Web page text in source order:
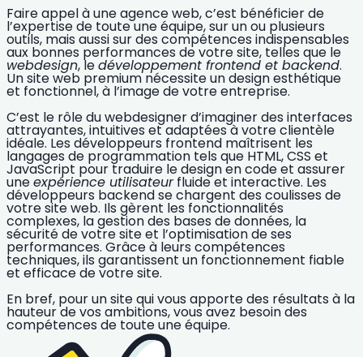
Faire appel à une agence web, c’est bénéficier de
l’expertisede toute une équipe, sur un ou plusieurs
outils, mais aussi sur des compétences indispensables
aux bonnes performances de votre site, telles que le
webdesign, ledéveloppement frontend et backend.
Un site web premium nécessite un design esthétique
et fonctionnel, à l’image de votre entreprise.
C’est le rôle du webdesigner d’imaginer des interfaces
attrayantes, intuitives et adaptées à votre clientèle
idéale. Les développeurs frontend maîtrisent les
langages de programmation tels que HTML, CSS et
JavaScript pour traduire le design en code et assurer
uneexpérience utilisateurfluide et interactive. Les
développeurs backend se chargent des coulisses de
votre site web. Ils gèrent les fonctionnalités
complexes, la gestion des bases de données, la
sécurité de votre siteet l’optimisation de ses
performances. Grâce à leurs compétences
techniques, ils garantissent un fonctionnement fiable
et efficace de votre site.
En bref, pour un site qui vous apporte des résultats à la
hauteur de vos ambitions, vous avez besoin des
compétences de toute une équipe.